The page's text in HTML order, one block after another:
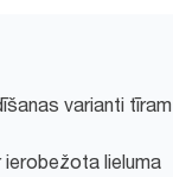
varianti tīram
ierobežota lieluma